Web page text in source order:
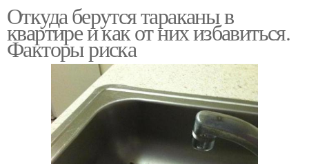
Откуда берутся тараканы в
квартире и как от них избавиться.
Факторы риска